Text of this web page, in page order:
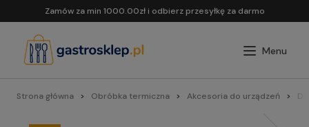
Zamów za min 1000.00zł i odbierz przesyłkę za darmo
Strona główna Obróbka termiczna Akcesoria do urządzeń